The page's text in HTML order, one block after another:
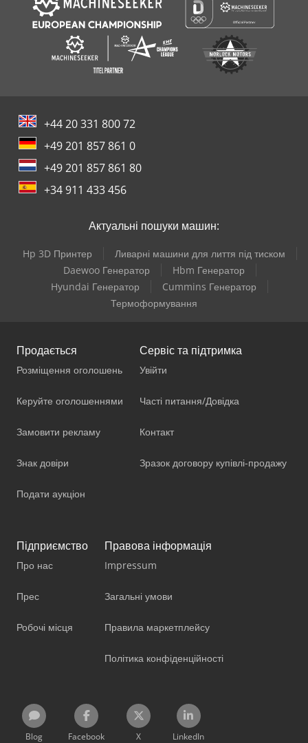
+44 20 331 800 72
+49 201 857 861 0
+49 201 857 861 80
+34 911 433 456
Актуальні пошуки машин:
Hp 3D Принтер
Ливарні машини для лиття під тиском
Daewoo Генератор
Hbm Генератор
Hyundai Генератор
Cummins Генератор
Термоформування
Продається
Розміщення оголошень
Керуйте оголошеннями
Замовити рекламу
Знак довіри
Подати аукціон
Сервіс та підтримка
Увійти
Часті питання/Довідка
Контакт
Зразок договору купівлі-продажу
Підприємство
Про нас
Прес
Робочі місця
Правова інформація
Impressum
Загальні умови
Правила маркетплейсу
Політика конфіденційності
Blog Facebook X LinkedIn